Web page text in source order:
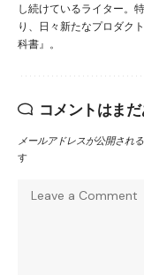
し続けているライター。
り、日々新たなプロダク
科書』。
コメントはま
メールアドレスが公開され
す